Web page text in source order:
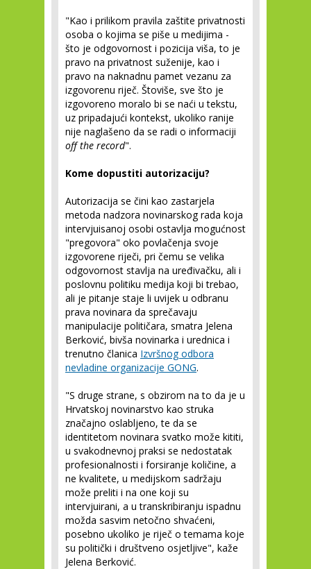
"Kao i prilikom pravila zaštite privatnosti
osoba o kojima se piše u medijima -
što je odgovornost i pozicija viša, to je
pravo na privatnost suženije, kao i
pravo na naknadnu pamet vezanu za
izgovorenu riječ. Štoviše, sve što je
izgovoreno moralo bi se naći u tekstu,
uz pripadajući kontekst, ukoliko ranije
nije naglašeno da se radi o informaciji
off the record".
Kome dopustiti autorizaciju?
Autorizacija se čini kao zastarjela
metoda nadzora novinarskog rada koja
intervjuisanoj osobi ostavlja mogućnost
"pregovora" oko povlačenja svoje
izgovorene riječi, pri čemu se velika
odgovornost stavlja na uređivačku, ali i
poslovnu politiku medija koji bi trebao,
ali je pitanje staje li uvijek u odbranu
prava novinara da sprečavaju
manipulacije političara, smatra Jelena
Berković, bivša novinarka i urednica i
trenutno članica Izvršnog odbora
nevladine organizacije GONG.
"S druge strane, s obzirom na to da je u
Hrvatskoj novinarstvo kao struka
značajno oslabljeno, te da se
identitetom novinara svatko može kititi,
u svakodnevnoj praksi se nedostatak
profesionalnosti i forsiranje količine, a
ne kvalitete, u medijskom sadržaju
može preliti i na one koji su
intervjuirani, a u transkribiranju ispadnu
možda sasvim netočno shvaćeni,
posebno ukoliko je riječ o temama koje
su politički i društveno osjetljive", kaže
Jelena Berković.